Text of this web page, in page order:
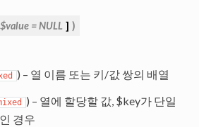
$value =NULL ] )
) – 열 이름 또는 키/값 쌍의 배열
) – 열에 할당할 값, $key가 단일
경우